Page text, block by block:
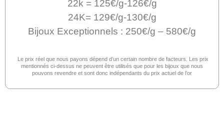
22k = 125€/g-126€/g
24K= 129€/g-130€/g
Bijoux Exceptionnels : 250€/g – 580€/g
Le prix réel que nous payons dépend d’un certain nombre de facteurs. Les prix
mentionnés ci-dessus ne peuvent être utilisés que pour les bijoux que nous
pouvons revendre et sont donc indépendants du prix actuel de l’or